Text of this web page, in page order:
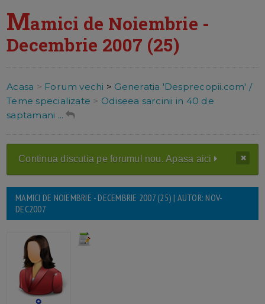
Mamici de Noiembrie -
Decembrie 2007 (25)
Acasa > Forum vechi > Generatia 'Desprecopii.com' /
Teme specializate > Odiseea sarcinii in 40 de
saptamani ...
Continua discutia pe forumul nou. Apasa aici
MAMICI DE NOIEMBRIE - DECEMBRIE 2007 (25) | AUTOR: NOV-
DEC2007